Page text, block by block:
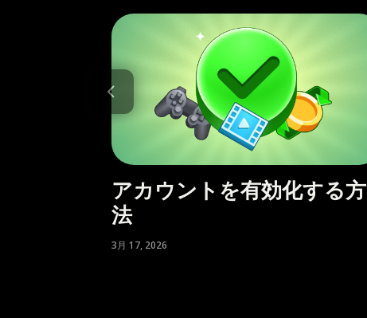
アカウントを有効化する方
法
3月 17, 2026